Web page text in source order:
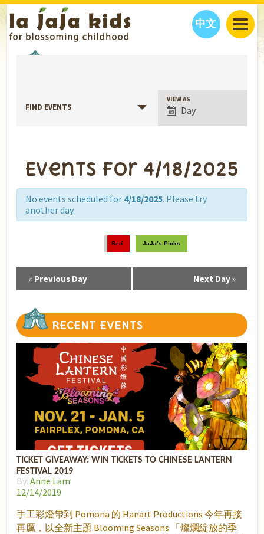
中文
CLASSES
INTERVIEWS
EVENTS
THINGS TO DO
FAMILY WELLNESS
EDUCATION
CONTACT US
PARTNERS
FIND EVENTS
Event
Views
Navigation
VIEW AS
Day
Events for 4/18/2025
No events scheduled for 4/18/2025. Please try
another day.
Red JaJa’s Picks
Day
« Previous Day Next Day»
RECENT EVENTS
TICKET GIVEAWAY: WIN TICKETS TO CHINESE LANTERN
FESTIVAL 2019
By: Anne Lam
12/14/2019
手工彩燈帶到 Pomona 的 Hanart Productions 今年再接
再厲，以全新主題 Blooming Seasons 「燦爛綻放的季